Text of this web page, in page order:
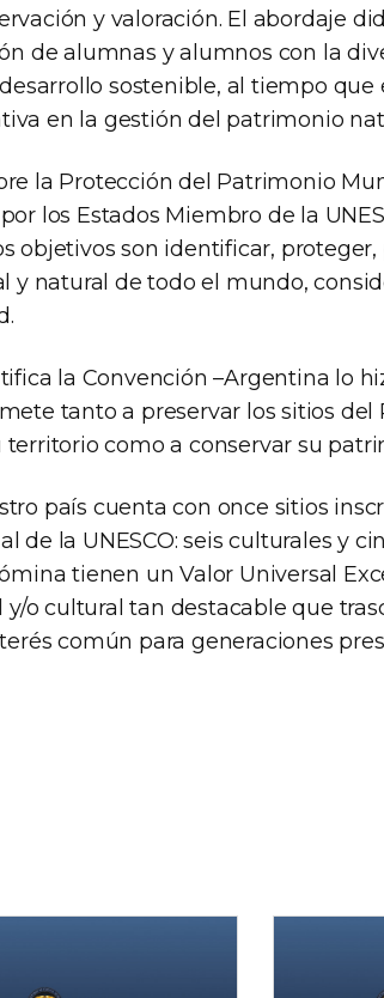
y valoración. El abordaje
de alumnas y alumnos con la
sostenible, al tiempo
en la gestión del patrimonio
la Protección del Patrimonio
los Estados Miembro de la
objetivos son identificar,
y natural de todo el mundo,
la Convención –Argentina lo
tanto a preservar los sitios
como a conservar su
país cuenta con once sitios
de la UNESCO: seis culturales y
tienen un Valor Universal
o cultural tan destacable que
común para generaciones